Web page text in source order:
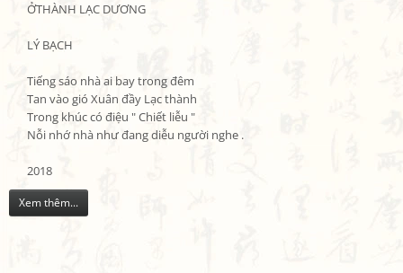
ỞTHÀNH LẠC DƯƠNG
LÝ BẠCH
Tiếng sáo nhà ai bay trong đêm
Tan vào gió Xuân đầy Lạc thành
Trong khúc có điệu " Chiết liễu "
Nỗi nhớ nhà như đang diễu người nghe .
2018
Xem thêm...